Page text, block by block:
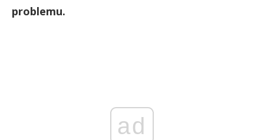
problemu.
ad